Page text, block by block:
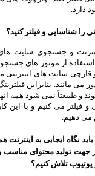
دارد.
شناسایی و فیلتر کنید؟
و جستجوی سایت
از موتور های
قارچی سایت های اینترنتی
می مانند. بنابراین
و طبیعتاً نمی شود همه
فیلتر می کنیم و با این
می دهیم.
نگاه ایجابی به اینترنت
جهت تولید محتوای مناسب
تلاش کنیم؟